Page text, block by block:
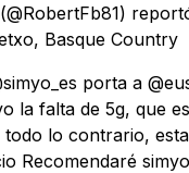
(@RobertFb81)
Basque Country
porta a
la falta de 5g, que
todo lo contrario,
Recomendaré